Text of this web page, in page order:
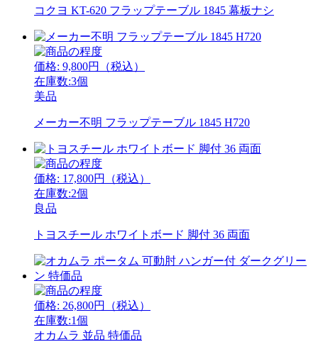
コクヨ KT-620 フラップテーブル 1845 幕板ナシ
価格: 9,800円（税込）
在庫数:3個
美品
メーカー不明 フラップテーブル 1845 H720
価格: 17,800円（税込）
在庫数:2個
良品
トヨスチール ホワイトボード 脚付 36 両面
価格: 26,800円（税込）
在庫数:1個
オカムラ 並品 特価品